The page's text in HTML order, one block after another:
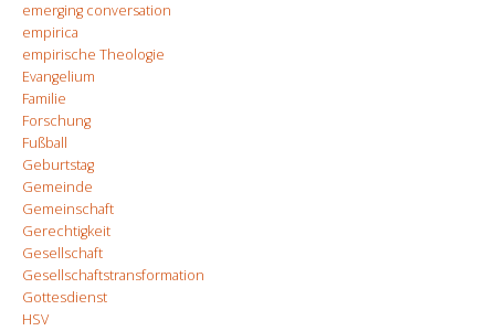
emerging conversation
empirica
empirische Theologie
Evangelium
Familie
Forschung
Fußball
Geburtstag
Gemeinde
Gemeinschaft
Gerechtigkeit
Gesellschaft
Gesellschaftstransformation
Gottesdienst
HSV